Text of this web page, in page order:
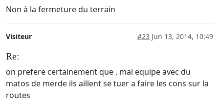
Non à la fermeture du terrain
Visiteur #23 Jun 13, 2014, 10:49
Re:
on prefere certainement que , mal equipe avec du
matos de merde ils aillent se tuer a faire les cons sur la
routes